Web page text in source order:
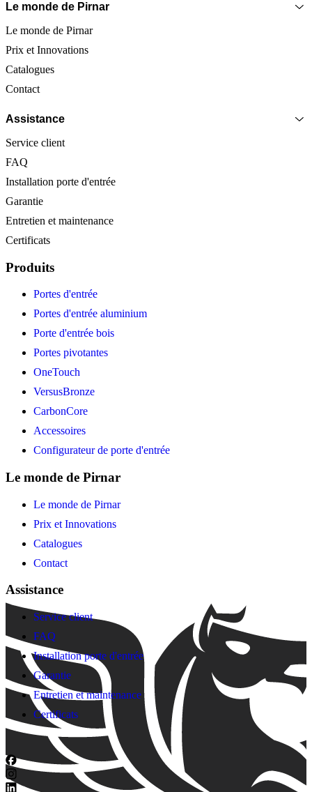
Le monde de Pirnar
Le monde de Pirnar
Prix et Innovations
Catalogues
Contact
Assistance
Service client
FAQ
Installation porte d'entrée
Garantie
Entretien et maintenance
Certificats
Produits
Portes d'entrée
Portes d'entrée aluminium
Porte d'entrée bois
Portes pivotantes
OneTouch
VersusBronze
CarbonCore
Accessoires
Configurateur de porte d'entrée
Le monde de Pirnar
Le monde de Pirnar
Prix et Innovations
Catalogues
Contact
Assistance
Service client
FAQ
Installation porte d'entrée
Garantie
Entretien et maintenance
Certificats